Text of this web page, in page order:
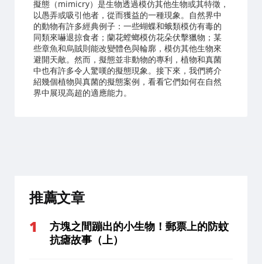
擬態（mimicry）是生物透過模仿其他生物或其特徵，
以愚弄或吸引他者，從而獲益的一種現象。自然界中
的動物有許多經典例子：一些蝴蝶和蛾類模仿有毒的
同類來嚇退掠食者；蘭花螳螂模仿花朵伏擊獵物；某
些章魚和烏賊則能改變體色與輪廓，模仿其他生物來
避開天敵。然而，擬態並非動物的專利，植物和真菌
中也有許多令人驚嘆的擬態現象。接下來，我們將介
紹幾個植物與真菌的擬態案例，看看它們如何在自然
界中展現高超的適應能力。
推薦文章
方塊之間蹦出的小生物！郵票上的防蚊
抗瘧故事（上）